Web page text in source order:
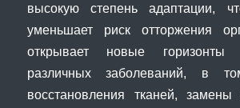
высокую степень адаптации,
уменьшает риск отторжения
открывает новые горизонты
различных заболеваний, в
восстановления тканей,